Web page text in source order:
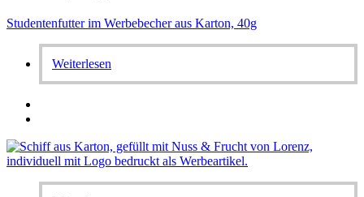
Studentenfutter im Werbebecher aus Karton, 40g
Weiterlesen